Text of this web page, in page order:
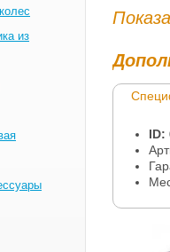
из
ID: